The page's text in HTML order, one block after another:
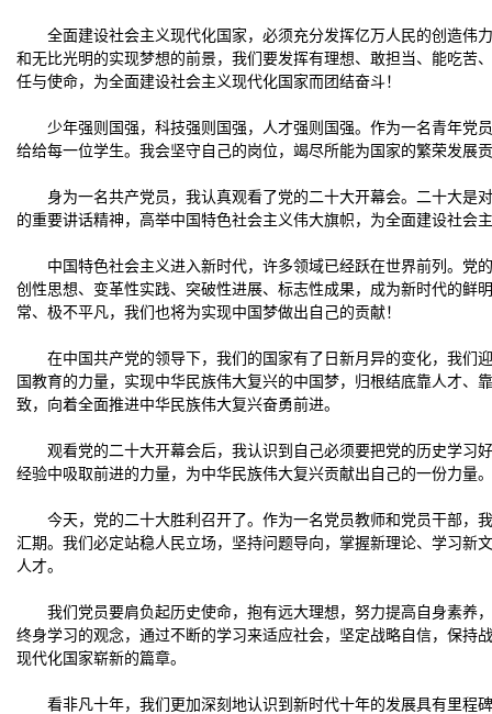
全面建设社会主义现代化国家，必须充分发挥亿万人民的创造伟
和无比光明的实现梦想的前景，我们要发挥有理想、敢担当、能吃苦
任与使命，为全面建设社会主义现代化国家而团结奋斗！
少年强则国强，科技强则国强，人才强则国强。作为一名青年党
给给每一位学生。我会坚守自己的岗位，竭尽所能为国家的繁荣发展
身为一名共产党员，我认真观看了党的二十大开幕会。二十大是
的重要讲话精神，高举中国特色社会主义伟大旗帜，为全面建设社会
中国特色社会主义进入新时代，许多领域已经跃在世界前列。党
创性思想、变革性实践、突破性进展、标志性成果，成为新时代的鲜
常、极不平凡，我们也将为实现中国梦做出自己的贡献！
在中国共产党的领导下，我们的国家有了日新月异的变化，我们
国教育的力量，实现中华民族伟大复兴的中国梦，归根结底靠人才
致，向着全面推进中华民族伟大复兴奋勇前进。
观看党的二十大开幕会后，我认识到自己必须要把党的历史学习
经验中吸取前进的力量，为中华民族伟大复兴贡献出自己的一份力量。
今天，党的二十大胜利召开了。作为一名党员教师和党员干部，
汇期。我们必定站稳人民立场，坚持问题导向，掌握新理论、学习新
人才。
我们党员要肩负起历史使命，抱有远大理想，努力提高自身素养
终身学习的观念，通过不断的学习来适应社会，坚定战略自信，保持
现代化国家崭新的篇章。
看非凡十年，我们更加深刻地认识到新时代十年的发展具有里程